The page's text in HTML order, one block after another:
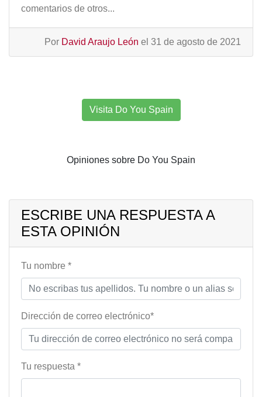
comentarios de otros...
Por David Araujo León el 31 de agosto de 2021
Visita Do You Spain
Opiniones sobre Do You Spain
ESCRIBE UNA RESPUESTA A
ESTA OPINIÓN
Tu nombre *
Dirección de correo electrónico*
Tu respuesta *